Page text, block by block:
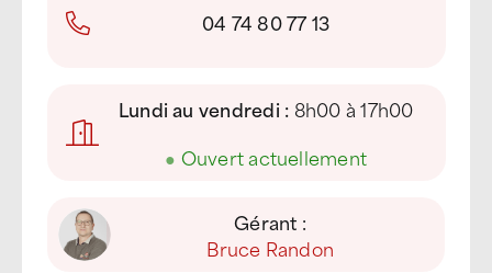
04 74 80 77 13
Lundi au vendredi : 8h00 à 17h00
● Ouvert actuellement
Gérant :
Bruce Randon